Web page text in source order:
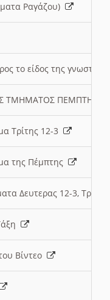
Ραγάζου)
το είδος της
ΤΜΗΜΑΤΟΣ
Τρίτης 12-3
της Πέμπτης
Δευτερας 12-3,
Βίντεο